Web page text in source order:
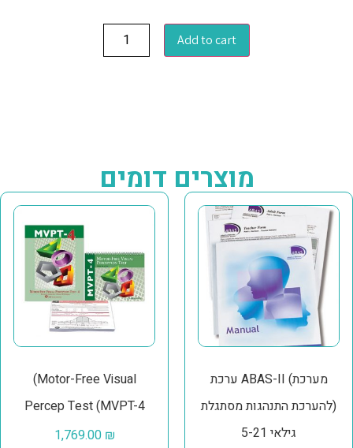
Add to cart
מוצרים דומים
(Motor-Free Visual
Percep Test (MVPT-4
1,769.00 ₪
ערכת ABAS-II (מערכת
להערכת התנהגות מסתגלת)
גילאי 5-21